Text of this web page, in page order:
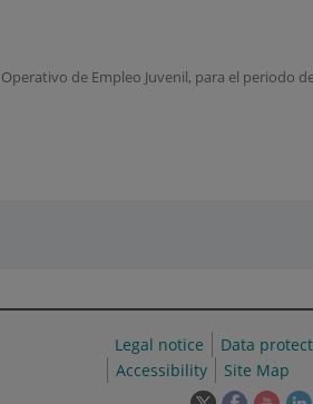
de Empleo Juvenil, para el periodo
Legal notice Data
Accessibility
Site Map